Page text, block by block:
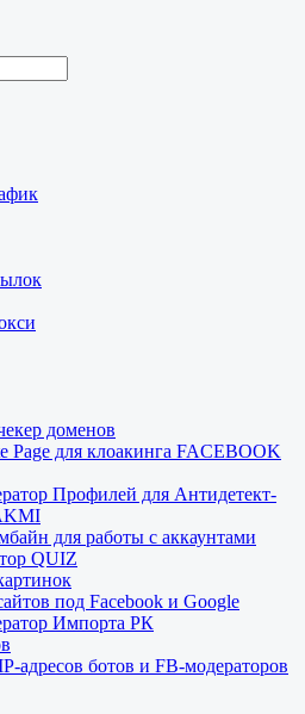
доменов
Page для клоакинга FACEBOOK
Профилей для Антидетект-
для работы с аккаунтами
QUIZ
под Facebook и Google
Импорта РК
адресов ботов и FB-модераторов